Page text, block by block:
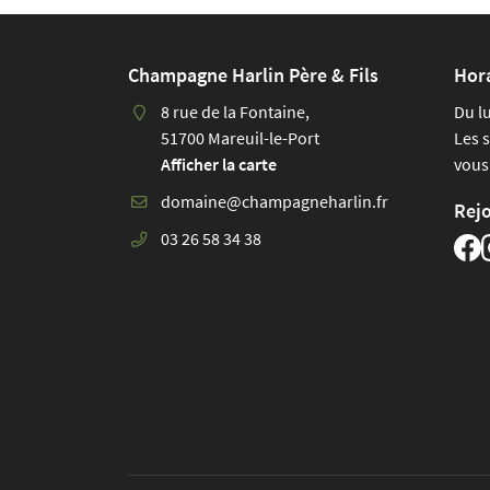
Table d'hôte : 35 €/personne.
la
nuit
Champagne Harlin Père & Fils
8 rue de la Fontaine,
51700 Mareuil-le-Port
Afficher la carte
03 26 58 34 38
Du
Les
vous